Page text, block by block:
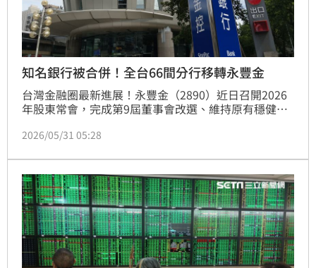
知名銀行被合併！全台66間分行移轉永豐金
台灣金融圈最新進展！永豐金（2890）近日召開2026
年股東常會，完成第9屆董事會改選、維持原有穩健陣
新高紀錄。此外，永豐金控表示，京城銀將與永豐金合
2026/05/31 05:28